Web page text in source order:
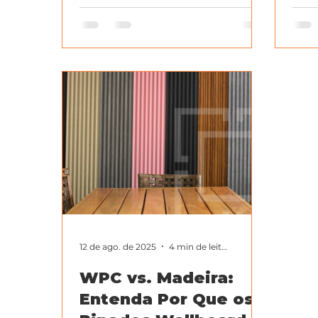
WPC vs. Madeira:
Entenda Por Que os
12 de ago. de 2025 4 min de leitura